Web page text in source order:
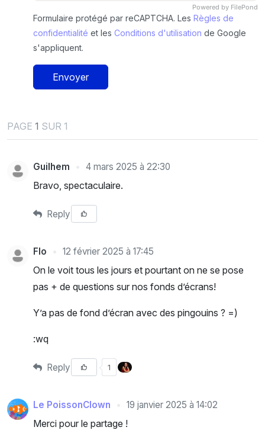
Powered by FilePond
Formulaire protégé par reCAPTCHA. Les Règles de
confidentialité et les Conditions d'utilisation de Google
s'appliquent.
Envoyer
PAGE 1 SUR 1
Guilhem 4 mars 2025 à 22:30
Bravo, spectaculaire.
Reply
Flo 12 février 2025 à 17:45
On le voit tous les jours et pourtant on ne se pose
pas + de questions sur nos fonds d’écrans!
Y’a pas de fond d’écran avec des pingouins ? =)
:wq
Reply 1
Le PoissonClown 19 janvier 2025 à 14:02
Merci pour le partage !